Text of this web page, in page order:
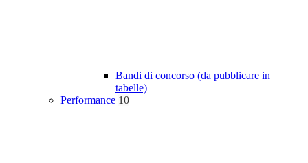
Bandi di concorso (da pubblicare in
tabelle)
Performance 10